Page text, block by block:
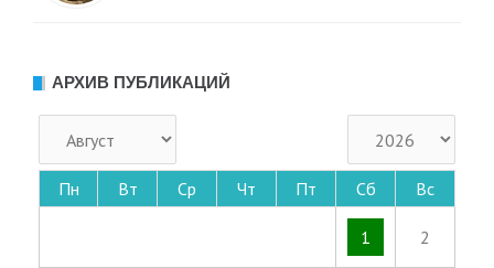
АРХИВ ПУБЛИКАЦИЙ
Пн Вт Ср Чт Пт Сб Вс
1 2